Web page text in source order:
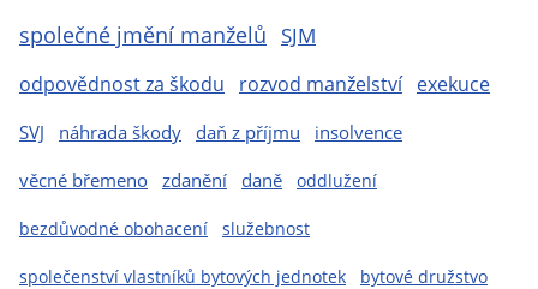
společné jmění manželů SJM
odpovědnost za škodu rozvod manželství exekuce
SVJ
náhrada škody daň z příjmu
insolvence
věcné břemeno zdanění daně oddlužení
bezdůvodné obohacení služebnost
společenství vlastníků bytových jednotek bytové družstvo